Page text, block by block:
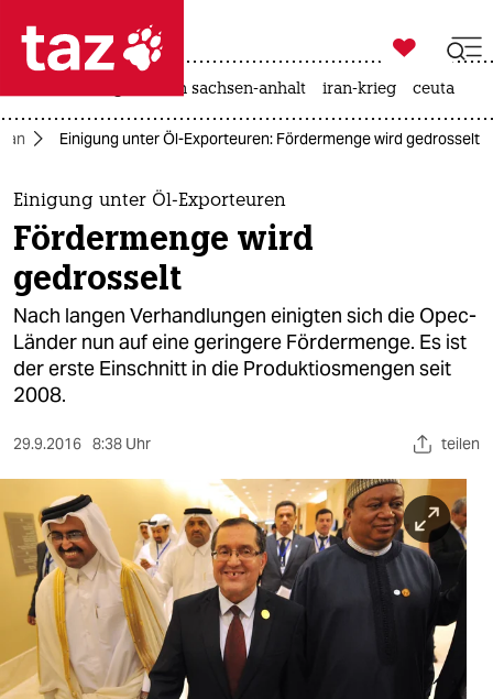
 taz zahl ich
taz zahl ich
themen
politik
öko
gesellschaft
kultur
sport
berlin
nord
wahrheit
verlag
verlag

taz zahl ich
landtagswahl in sachsen-anhalt iran-krieg ceuta
Einigung unter Öl-Exporteuren: Fördermenge wird gedrosselt
Einigung unter Öl-Exporteuren
Fördermenge wird
gedrosselt
Nach langen Verhandlungen einigten sich die Opec-
Länder nun auf eine geringere Fördermenge. Es ist
der erste Einschnitt in die Produktiosmengen seit
2008.
29.9.2016 8:38 Uhr teilen